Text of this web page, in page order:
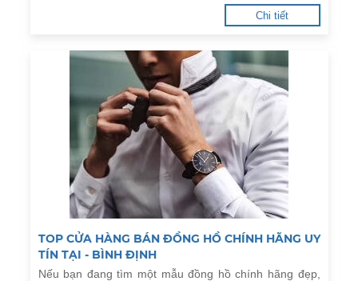
Chi tiết
TOP CỬA HÀNG BÁN ĐỒNG HỒ CHÍNH HÃNG UY
TÍN TẠI - BÌNH ĐỊNH
Nếu bạn đang tìm một mẫu đồng hồ chính hãng đẹp,